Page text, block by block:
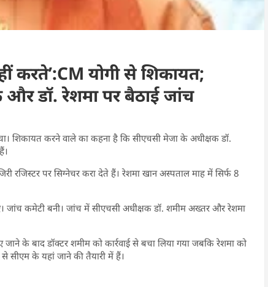
करते’:CM योगी से शिकायत;
और डॉ. रेशमा पर बैठाई जांच
शिकायत करने वाले का कहना है कि सीएचसी मेजा के अधीक्षक डॉ.
रजिस्टर पर सिग्नेचर करा देते हैं। रेशमा खान अस्पताल माह में सिर्फ 8
कमेटी बनी। जांच में सीएचसी अधीक्षक डॉ. शमीम अख्तर और रेशमा
के बाद डॉक्टर शमीम को कार्रवाई से बचा लिया गया जबकि रेशमा को
के यहां जाने की तैयारी में हैं।